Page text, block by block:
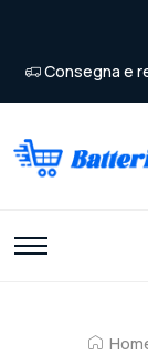
Consegna e